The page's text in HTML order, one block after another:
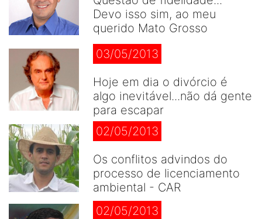
Devo isso sim, ao meu
querido Mato Grosso
03/05/2013
Hoje em dia o divórcio é
algo inevitável...não dá gente
para escapar
02/05/2013
Os conflitos advindos do
processo de licenciamento
ambiental - CAR
02/05/2013